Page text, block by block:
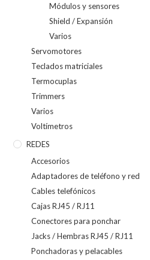
Módulos y sensores
Shield / Expansión
Varios
Servomotores
Teclados matriciales
Termocuplas
Trimmers
Varios
Voltímetros
REDES
Accesorios
Adaptadores de teléfono y red
Cables telefónicos
Cajas RJ45 / RJ11
Conectores para ponchar
Jacks / Hembras RJ45 / RJ11
Ponchadoras y pelacables